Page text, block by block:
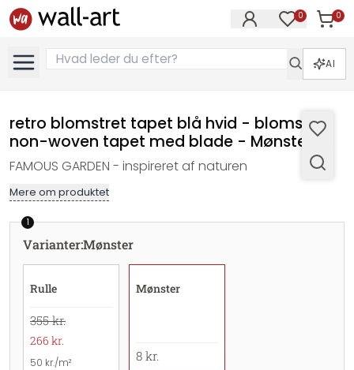
0 0
Varer
AI
retro blomstret tapet blå hvid - blomstret
non-woven tapet med blade - Mønster
FAMOUS GARDEN - inspireret af naturen
Mere om produktet
1
Varianter:Mønster
Rulle
355 kr.
266 kr.
50 kr./m²
Mønster
8 kr.